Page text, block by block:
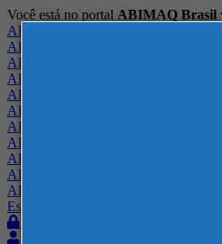
Você está no portal ABIMAQ Brasil
ABIMAQ Brasil
ABIMAQ Minas Gerais
ABIMAQ Norte-Nordeste
ABIMAQ Paraná
ABIMAQ Piracicaba
ABIMAQ Ribeirão Preto
ABIMAQ Rio de Janeiro
ABIMAQ Rio Grande do Sul
ABIMAQ Santa Catarina
ABIMAQ São Paulo
ABIMAQ Vale do Paraíba
Escritório de Relações Governamentais